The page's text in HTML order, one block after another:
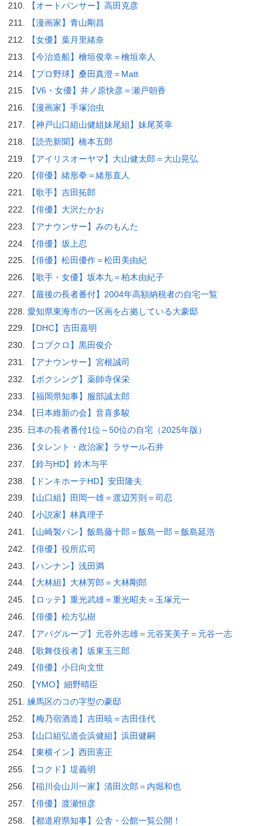
【オートパンサー】高田克彦
【漫画家】青山剛昌
【女優】葉月里緒奈
【今治造船】檜垣俊幸＝檜垣幸人
【プロ野球】桑田真澄＝Matt
【V6・女優】井ノ原快彦＝瀬戸朝香
【漫画家】手塚治虫
【神戸山口組山健組妹尾組】妹尾英幸
【読売新聞】橋本五郎
【アイリスオーヤマ】大山健太郎＝大山晃弘
【俳優】緒形拳＝緒形直人
【歌手】吉田拓郎
【俳優】大沢たかお
【アナウンサー】みのもんた
【俳優】坂上忍
【俳優】松田優作＝松田美由紀
【歌手・女優】坂本九＝柏木由紀子
【最後の長者番付】2004年高額納税者の自宅一覧
愛知県東海市の一区画を占拠している大豪邸
【DHC】吉田嘉明
【コブクロ】黒田俊介
【アナウンサー】宮根誠司
【ボクシング】薬師寺保栄
【福岡県知事】服部誠太郎
【日本維新の会】音喜多駿
日本の長者番付1位～50位の自宅（2025年版）
【タレント・政治家】ラサール石井
【鈴与HD】鈴木与平
【ドンキホーテHD】安田隆夫
【山口組】田岡一雄＝渡辺芳則＝司忍
【小説家】林真理子
【山崎製パン】飯島藤十郎＝飯島一郎＝飯島延浩
【俳優】役所広司
【ハンナン】浅田満
【大林組】大林芳郎＝大林剛郎
【ロッテ】重光武雄＝重光昭夫＝玉塚元一
【俳優】松方弘樹
【アパグループ】元谷外志雄＝元谷芙美子＝元谷一志
【歌舞伎役者】坂東玉三郎
【俳優】小日向文世
【YMO】細野晴臣
練馬区のコの字型の豪邸
【梅乃宿酒造】吉田暁＝吉田佳代
【山口組弘道会浜健組】浜田健嗣
【東横イン】西田憲正
【コクド】堤義明
【稲川会山川一家】清田次郎＝内堀和也
【俳優】渡瀬恒彦
【都道府県知事】公舎・公館一覧公開！